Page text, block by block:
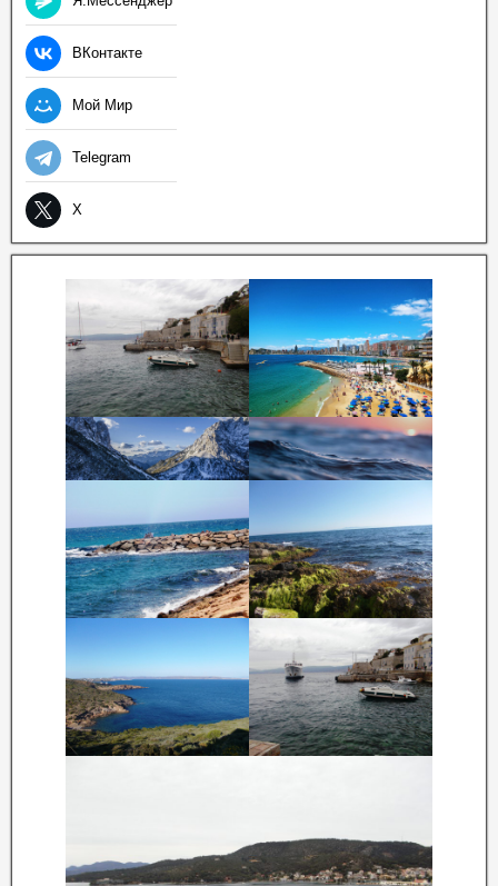
ВКонтакте
Мой Мир
Telegram
X